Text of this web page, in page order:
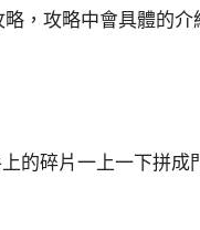
，攻略中會具體的
的碎片一上一下拼成